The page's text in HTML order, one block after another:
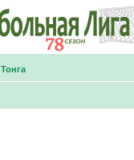
Тонга